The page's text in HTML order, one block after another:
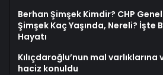
Berhan Şimşek Kimdir? CHP
Şimşek Kaç Yaşında, Nereli? İşte
Hayatı
Kılıçdaroğlu’nun mal
haciz konuldu